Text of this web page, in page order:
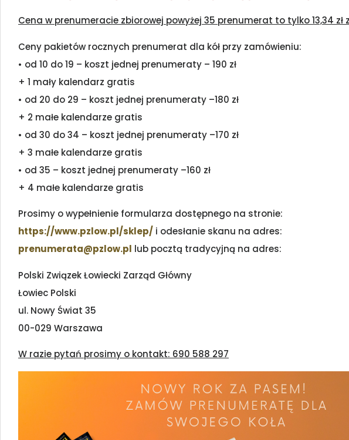
Cena w prenumeracie zbiorowej powyżej 35 prenumerat to tylko 13,34 zł
Ceny pakietów rocznych prenumerat dla kół przy zamówieniu:
• od 10 do 19 – koszt jednej prenumeraty – 190 zł
+ 1 mały kalendarz gratis
• od 20 do 29 – koszt jednej prenumeraty –180 zł
+ 2 małe kalendarze gratis
• od 30 do 34 – koszt jednej prenumeraty –170 zł
+ 3 małe kalendarze gratis
• od 35 – koszt jednej prenumeraty –160 zł
+ 4 małe kalendarze gratis
Prosimy o wypełnienie formularza dostępnego na stronie:
https://www.pzlow.pl/sklep/ i odesłanie skanu na adres:
prenumerata@pzlow.pl lub pocztą tradycyjną na adres:
Polski Związek Łowiecki Zarząd Główny
Łowiec Polski
ul. Nowy Świat 35
00-029 Warszawa
W razie pytań prosimy o kontakt: 690 588 297